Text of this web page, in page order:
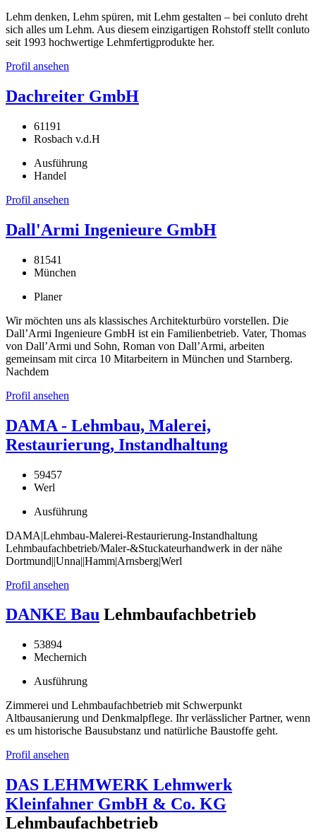
Lehm denken, Lehm spüren, mit Lehm gestalten – bei conluto dreht
sich alles um Lehm. Aus diesem einzigartigen Rohstoff stellt conluto
seit 1993 hochwertige Lehmfertigprodukte her.
Profil ansehen
Dachreiter GmbH
61191
Rosbach v.d.H
Ausführung
Handel
Profil ansehen
Dall'Armi Ingenieure GmbH
81541
München
Planer
Wir möchten uns als klassisches Architekturbüro vorstellen. Die
Dall’Armi Ingenieure GmbH ist ein Familienbetrieb. Vater, Thomas
von Dall’Armi und Sohn, Roman von Dall’Armi, arbeiten
gemeinsam mit circa 10 Mitarbeitern in München und Starnberg.
Nachdem
Profil ansehen
DAMA - Lehmbau, Malerei,
Restaurierung, Instandhaltung
59457
Werl
Ausführung
DAMA|Lehmbau-Malerei-Restaurierung-Instandhaltung
Lehmbaufachbetrieb/Maler-&Stuckateurhandwerk in der nähe
Dortmund||Unna||Hamm|Arnsberg|Werl
Profil ansehen
DANKE Bau Lehmbaufachbetrieb
53894
Mechernich
Ausführung
Zimmerei und Lehmbaufachbetrieb mit Schwerpunkt
Altbausanierung und Denkmalpflege. Ihr verlässlicher Partner, wenn
es um historische Bausubstanz und natürliche Baustoffe geht.
Profil ansehen
DAS LEHMWERK Lehmwerk
Kleinfahner GmbH & Co. KG
Lehmbaufachbetrieb